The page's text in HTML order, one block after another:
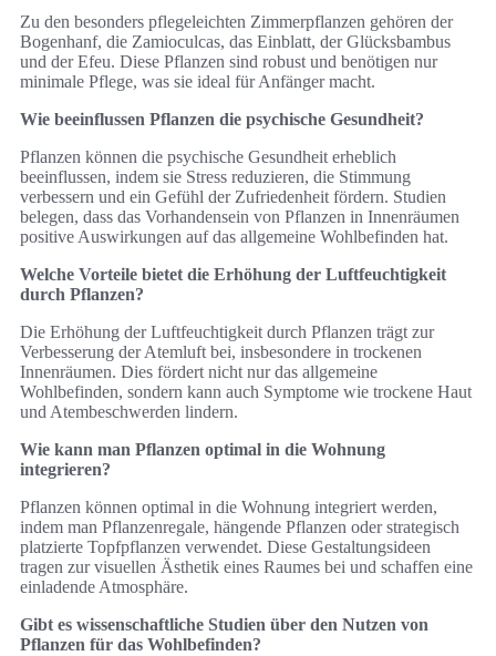
Zu den besonders pflegeleichten Zimmerpflanzen gehören der
Bogenhanf, die Zamioculcas, das Einblatt, der Glücksbambus
und der Efeu. Diese Pflanzen sind robust und benötigen nur
minimale Pflege, was sie ideal für Anfänger macht.
Wie beeinflussen Pflanzen die psychische Gesundheit?
Pflanzen können die psychische Gesundheit erheblich
beeinflussen, indem sie Stress reduzieren, die Stimmung
verbessern und ein Gefühl der Zufriedenheit fördern. Studien
belegen, dass das Vorhandensein von Pflanzen in Innenräumen
positive Auswirkungen auf das allgemeine Wohlbefinden hat.
Welche Vorteile bietet die Erhöhung der Luftfeuchtigkeit
durch Pflanzen?
Die Erhöhung der Luftfeuchtigkeit durch Pflanzen trägt zur
Verbesserung der Atemluft bei, insbesondere in trockenen
Innenräumen. Dies fördert nicht nur das allgemeine
Wohlbefinden, sondern kann auch Symptome wie trockene Haut
und Atembeschwerden lindern.
Wie kann man Pflanzen optimal in die Wohnung
integrieren?
Pflanzen können optimal in die Wohnung integriert werden,
indem man Pflanzenregale, hängende Pflanzen oder strategisch
platzierte Topfpflanzen verwendet. Diese Gestaltungsideen
tragen zur visuellen Ästhetik eines Raumes bei und schaffen eine
einladende Atmosphäre.
Gibt es wissenschaftliche Studien über den Nutzen von
Pflanzen für das Wohlbefinden?